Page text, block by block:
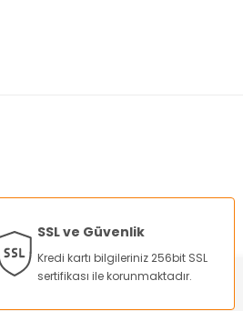
SSL ve Güvenlik
Kredi kartı bilgileriniz 256bit SSL
sertifikası ile korunmaktadır.